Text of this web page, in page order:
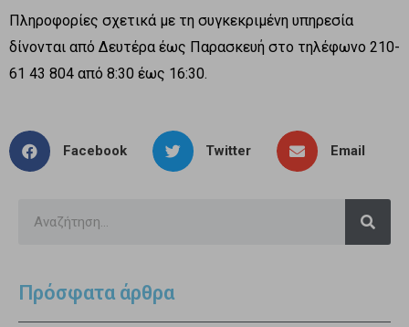
Πληροφορίες σχετικά με τη συγκεκριμένη υπηρεσία
δίνονται από Δευτέρα έως Παρασκευή στο τηλέφωνο 210-
61 43 804 από 8:30 έως 16:30.
Facebook Twitter Email
Πρόσφατα άρθρα